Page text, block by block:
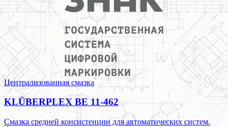
Централизованная смазка
KLÜBERPLEX BE 11-462
Смазка средней консистенции для автоматических систем.